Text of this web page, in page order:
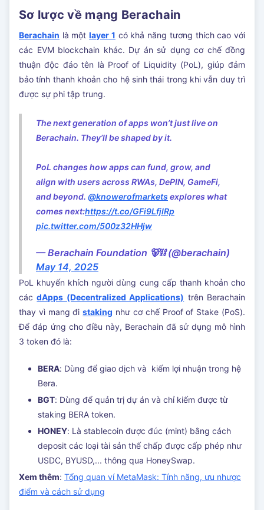
Sơ lược về mạng Berachain
Berachain là mộtlayer 1 có khả năng tương thích cao với
các EVM blockchain khác. Dự án sử dụng cơ chế đồng
thuận độc đáo tên là Proof of Liquidity (PoL), giúp đảm
bảo tính thanh khoản cho hệ sinh thái trong khi vẫn duy trì
được sự phi tập trung.
The next generation of apps won’t just live on
Berachain. They’ll be shaped by it.
PoL changes how apps can fund, grow, and
align with users across RWAs, DePIN, GameFi,
and beyond. @knowerofmarkets explores what
comes next:https://t.co/GFi9LfjIRp
pic.twitter.com/500z32HHjw
— Berachain Foundation 🐻⛓ (@berachain)
May 14, 2025
PoL khuyến khích người dùng cung cấp thanh khoản cho
cácdApps (Decentralized Applications) trên Berachain
thay vì mang đistaking như cơ chế Proof of Stake (PoS).
Để đáp ứng cho điều này, Berachain đã sử dụng mô hình
3 token đó là:
BERA: Dùng để giao dịch và kiếm lợi nhuận trong hệ
Bera.
BGT: Dùng để quản trị dự án và chỉ kiếm được từ
staking BERA token.
HONEY: Là stablecoin được đúc (mint) bằng cách
deposit các loại tài sản thế chấp được cấp phép như
USDC, BYUSD,... thông qua HoneySwap.
Xem thêm: Tổng quan ví MetaMask: Tính năng, ưu nhược
điểm và cách sử dụng